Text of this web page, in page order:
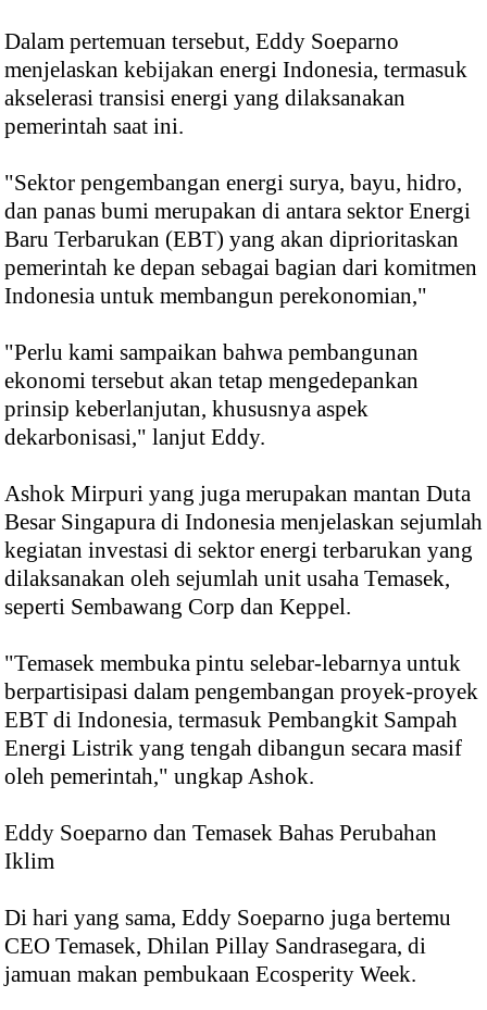
Dalam pertemuan tersebut, Eddy Soeparno
menjelaskan kebijakan energi Indonesia, termasuk
akselerasi transisi energi yang dilaksanakan
pemerintah saat ini.
"Sektor pengembangan energi surya, bayu, hidro,
dan panas bumi merupakan di antara sektor Energi
Baru Terbarukan (EBT) yang akan diprioritaskan
pemerintah ke depan sebagai bagian dari komitmen
Indonesia untuk membangun perekonomian,"
"Perlu kami sampaikan bahwa pembangunan
ekonomi tersebut akan tetap mengedepankan
prinsip keberlanjutan, khususnya aspek
dekarbonisasi," lanjut Eddy.
Ashok Mirpuri yang juga merupakan mantan Duta
Besar Singapura di Indonesia menjelaskan sejumlah
kegiatan investasi di sektor energi terbarukan yang
dilaksanakan oleh sejumlah unit usaha Temasek,
seperti Sembawang Corp dan Keppel.
"Temasek membuka pintu selebar-lebarnya untuk
berpartisipasi dalam pengembangan proyek-proyek
EBT di Indonesia, termasuk Pembangkit Sampah
Energi Listrik yang tengah dibangun secara masif
oleh pemerintah," ungkap Ashok.
Eddy Soeparno dan Temasek Bahas Perubahan
Iklim
Di hari yang sama, Eddy Soeparno juga bertemu
CEO Temasek, Dhilan Pillay Sandrasegara, di
jamuan makan pembukaan Ecosperity Week.